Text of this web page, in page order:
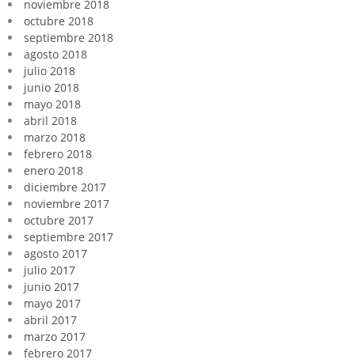
noviembre 2018
octubre 2018
septiembre 2018
agosto 2018
julio 2018
junio 2018
mayo 2018
abril 2018
marzo 2018
febrero 2018
enero 2018
diciembre 2017
noviembre 2017
octubre 2017
septiembre 2017
agosto 2017
julio 2017
junio 2017
mayo 2017
abril 2017
marzo 2017
febrero 2017